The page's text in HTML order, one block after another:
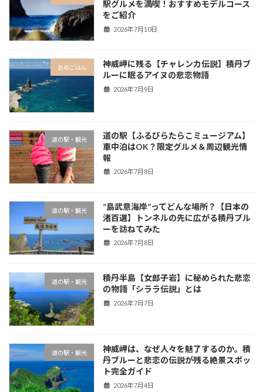
駅グルメを満喫！おすすめモデルコース
をご紹介
2026年7月10日
あゆごはん
神威岬に残る【チャレンカ伝説】積丹ブ
ルーに眠るアイヌの悲恋物語
2026年7月9日
道の駅・観光
道の駅【ふるびらたらこミュージアム】
車中泊はOK？限定グルメ＆周辺観光情
報
2026年7月8日
道の駅・観光
”島武意海岸”ってどんな場所？【日本の
渚百選】トンネルの先に広がる積丹ブル
ーを訪ねてみた
2026年7月8日
道の駅・観光
積丹半島【女郎子岩】に秘められた悲恋
の物語「シララ伝説」とは
2026年7月7日
道の駅・観光
神威岬は、なぜ人々を魅了するのか。積
丹ブルーと悲恋の伝説が残る絶景スポッ
ト完全ガイド
2026年7月4日